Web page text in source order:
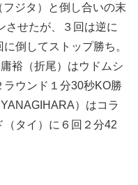
ジタ）と倒し合いの末
させたが、３回は逆に
倒してストップ勝ち。
裕（折尾）はウドムシ
ウンド１分30秒KO勝
）はコラ
タイ）に６回２分42